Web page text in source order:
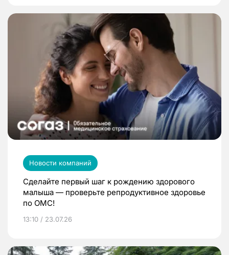
Новости компаний
Сделайте первый шаг к рождению здорового
малыша — проверьте репродуктивное здоровье
по ОМС!
13:10 / 23.07.26